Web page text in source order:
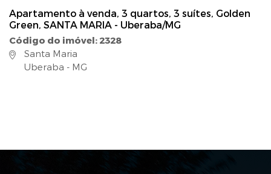
Apartamento à venda, 3 quartos, 3 suítes, Golden
Green, SANTA MARIA - Uberaba/MG
Código do imóvel: 2328
Santa Maria
Uberaba - MG